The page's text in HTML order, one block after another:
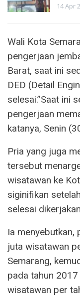
14 Apr
Wali Kota
pengerjaan
Barat, saat ini
DED (Detail
selesai.”Saat ini
pengerjaan
katanya, Senin
Pria yang juga
tersebut
wisatawan ke
siginifikan
selesai
Ia menyebutkan,
juta wisatawan
Semarang,
pada tahun
wisatawan per